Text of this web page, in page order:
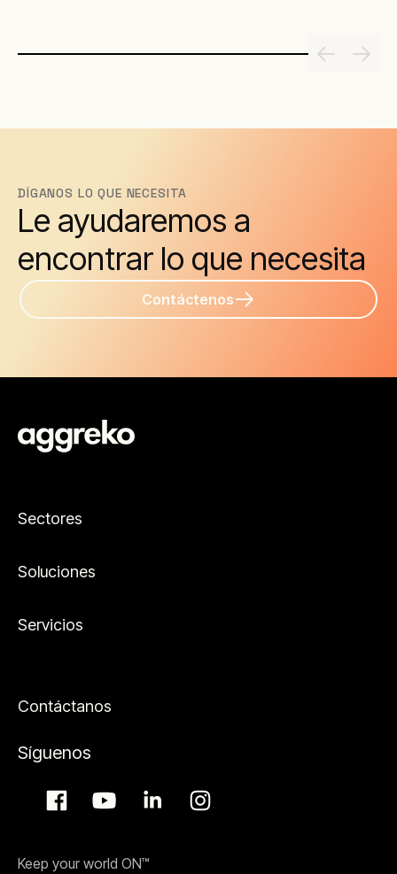
DÍGANOS LO QUE NECESITA
Le ayudaremos a
encontrar lo que necesita
Contáctenos
Sectores
Soluciones
Servicios
Contáctanos
Síguenos
Keep your world ON™